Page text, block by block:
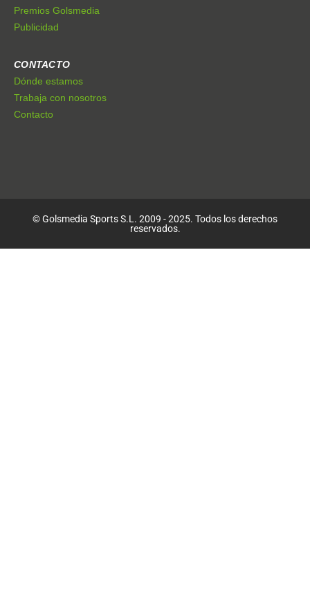
Premios Golsmedia
Publicidad
CONTACTO
Dónde estamos
Trabaja con nosotros
Contacto
© Golsmedia Sports S.L. 2009 - 2025. Todos los derechos
reservados.